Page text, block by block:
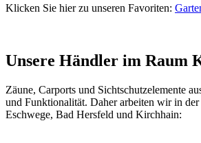
Klicken Sie hier zu unseren Favoriten:
Unsere Händler im Raum
Zäune, Carports und Sichtschutzelemente
und Funktionalität. Daher arbeiten wir in
Eschwege, Bad Hersfeld und Kirchhain: